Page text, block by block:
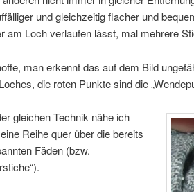
und gleichzeitig flacher und
am Loch verlaufen lässt, mal mehrere
man erkennt das auf dem Bild
die roten Punkte sind die
gleichen Technik nähe ich
Reihe quer über die bereits
Fäden (bzw.